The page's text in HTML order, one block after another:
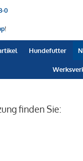
0
!
Hundefutter
finden Sie: